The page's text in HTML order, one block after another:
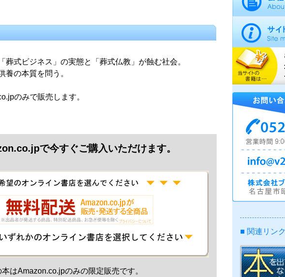
葬式ビジネス」の実態と「葬式仏教」が蝕む社会。
養の本質を問う。
のみで販売します。
で今すぐご購入いただけます。
本はAmazon.co.jpのみの限定販売です。
■ 関連リンク